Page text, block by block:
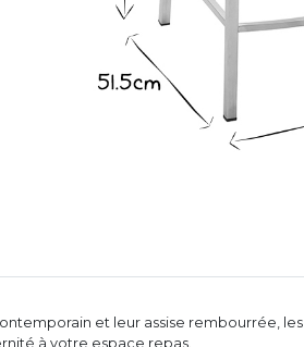
et leur assise rembourrée, les
à votre espace repas.